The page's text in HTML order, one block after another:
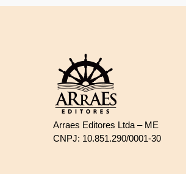
Arraes Editores Ltda – ME
CNPJ: 10.851.290/0001-30